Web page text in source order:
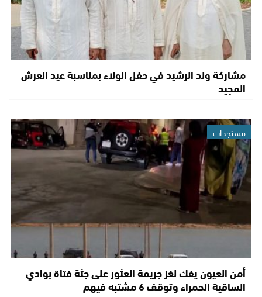
مشاركة ولد الرشيد في حفل الولاء بمناسبة عيد العرش
المجيد
مستجدات
أمن العيون يفك لغز جريمة العثور على جثة فتاة بوادي
الساقية الحمراء وتوقف 6 مشتبه فيهم